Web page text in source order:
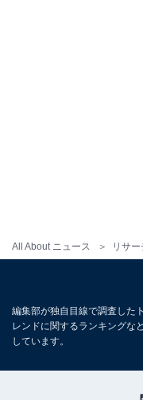
All About ニュース リサー
編集部が独自目線で調査した
レンドに関するランキングな
しています。